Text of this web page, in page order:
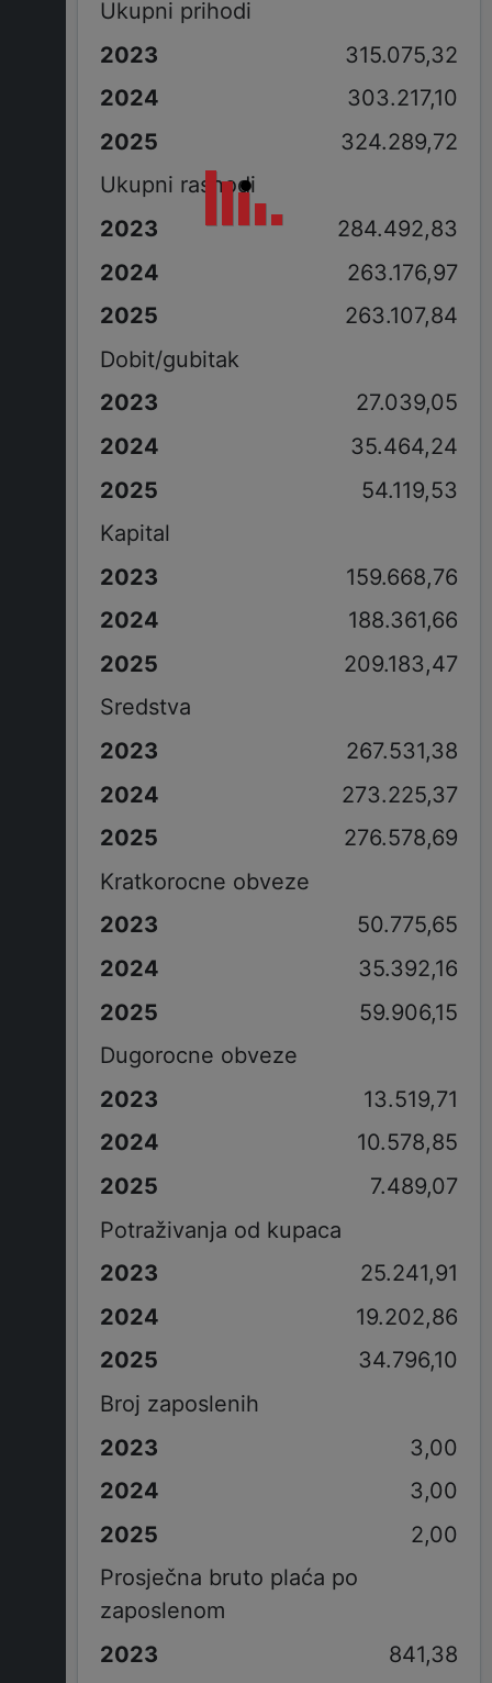
Ukupni prihodi
315.075,32
303.217,10
324.289,72
Ukupni rashodi
284.492,83
263.176,97
263.107,84
Dobit/gubitak
27.039,05
35.464,24
54.119,53
Kapital
159.668,76
188.361,66
209.183,47
Sredstva
267.531,38
273.225,37
276.578,69
Kratkorocne obveze
50.775,65
35.392,16
59.906,15
Dugorocne obveze
13.519,71
10.578,85
7.489,07
Potraživanja od kupaca
25.241,91
19.202,86
34.796,10
Broj zaposlenih
3,00
3,00
2,00
Prosječna bruto plaća po
zaposlenom
841,38